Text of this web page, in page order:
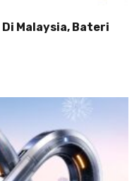
Di Malaysia, Bateri